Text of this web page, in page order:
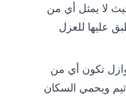
لا يمثل أي من
عليها للعزل
تكون أي من
ويحمي السكان